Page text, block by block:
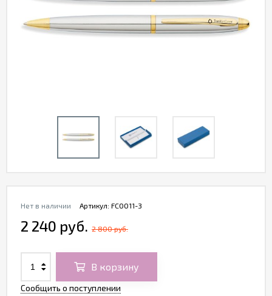
Артикул: FC0011-3
Нет в наличии
2 240 руб. 2 800 руб.
В корзину
Сообщить о поступлении